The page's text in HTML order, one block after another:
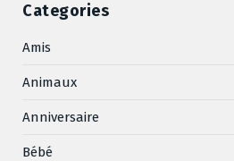
Categories
Amis
Animaux
Anniversaire
Bébé